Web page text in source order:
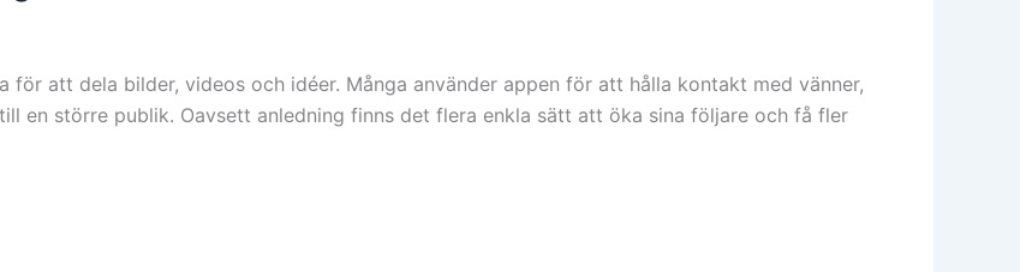
att dela bilder, videos och idéer. Många använder appen för att hålla kontakt med vänner,
en större publik. Oavsett anledning finns det flera enkla sätt att öka sina följare och få fler